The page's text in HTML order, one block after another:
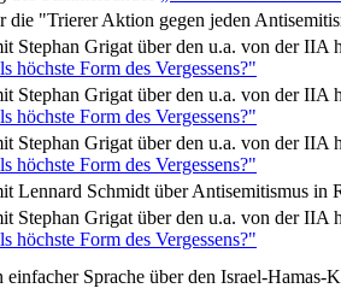
die "Trierer Aktion gegen jeden
Stephan Grigat über den u.a. von der IIA
höchste Form des Vergessens?"
Stephan Grigat über den u.a. von der IIA
höchste Form des Vergessens?"
Stephan Grigat über den u.a. von der IIA
höchste Form des Vergessens?"
Lennard Schmidt über Antisemitismus in
Stephan Grigat über den u.a. von der IIA
höchste Form des Vergessens?"
Sprache über den Israel-Hamas-